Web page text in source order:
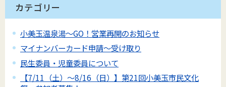
カテゴリー
小美玉温泉湯～GO！営業再開のお知らせ
マイナンバーカード申請～受け取り
民生委員・児童委員について
【7/11（土）～8/16（日）】第21回小美玉市民文化